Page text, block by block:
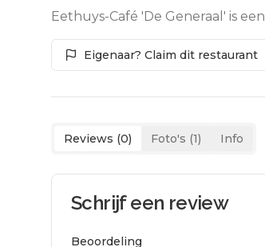
Eethuys-Café 'De Generaal' is
Eigenaar? Claim dit restaurant
Reviews (0) Foto's (1) Info
Schrijf een review
Beoordeling